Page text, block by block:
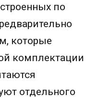
по
которые
комплектации
отдельного